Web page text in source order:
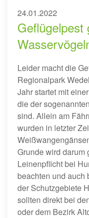
24.01.2022
Geflügelpest
Leider macht die
Regionalpark
Jahr startet mit
die der
sind. Allein am
wurden in letzter
Grunde wird darum
Leinenpflicht bei
beachten und
der Schutzgebiete
sollten direkt bei
oder dem Bezirk